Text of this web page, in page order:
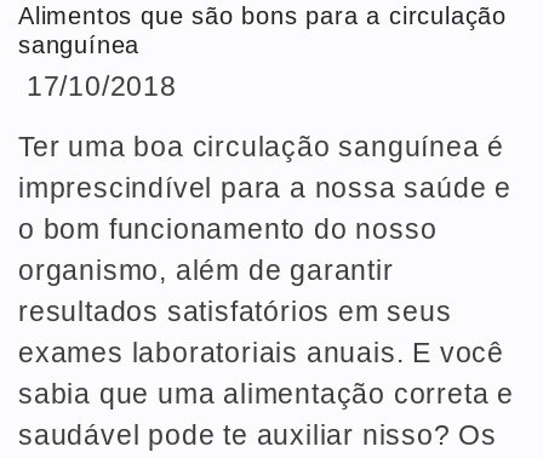
Alimentos que são bons para a circulação
sanguínea
17/10/2018
Ter uma boa circulação sanguínea é
imprescindível para a nossa saúde e
o bom funcionamento do nosso
organismo, além de garantir
resultados satisfatórios em seus
exames laboratoriais anuais. E você
sabia que uma alimentação correta e
saudável pode te auxiliar nisso? Os